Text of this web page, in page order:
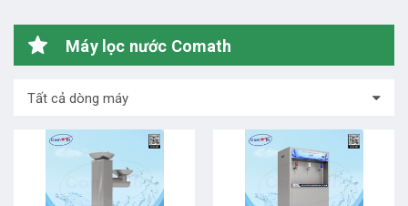
Máy lọc nước Comath
Tất cả dòng máy